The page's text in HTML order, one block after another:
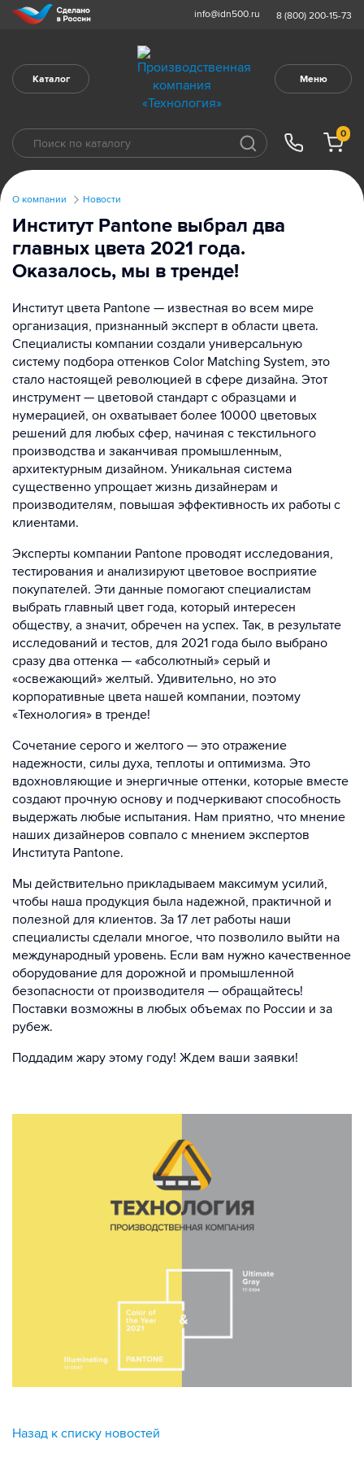
info@idn500.ru 8 (800) 200-15-73
Каталог Меню
0
О компании Новости
Институт Pantone выбрал два
главных цвета 2021 года.
Оказалось, мы в тренде!
Институт цвета Pantone — известная во всем мире
организация, признанный эксперт в области цвета.
Специалисты компании создали универсальную
систему подбора оттенков Color Matching System, это
стало настоящей революцией в сфере дизайна. Этот
инструмент — цветовой стандарт с образцами и
нумерацией, он охватывает более 10000 цветовых
решений для любых сфер, начиная с текстильного
производства и заканчивая промышленным,
архитектурным дизайном. Уникальная система
существенно упрощает жизнь дизайнерам и
производителям, повышая эффективность их работы с
клиентами.
Эксперты компании Pantone проводят исследования,
тестирования и анализируют цветовое восприятие
покупателей. Эти данные помогают специалистам
выбрать главный цвет года, который интересен
обществу, а значит, обречен на успех. Так, в результате
исследований и тестов, для 2021 года было выбрано
сразу два оттенка — «абсолютный» серый и
«освежающий» желтый. Удивительно, но это
корпоративные цвета нашей компании, поэтому
«Технология» в тренде!
Сочетание серого и желтого — это отражение
надежности, силы духа, теплоты и оптимизма. Это
вдохновляющие и энергичные оттенки, которые вместе
создают прочную основу и подчеркивают способность
выдержать любые испытания. Нам приятно, что мнение
наших дизайнеров совпало с мнением экспертов
Института Pantone.
Мы действительно прикладываем максимум усилий,
чтобы наша продукция была надежной, практичной и
полезной для клиентов. За 17 лет работы наши
специалисты сделали многое, что позволило выйти на
международный уровень. Если вам нужно качественное
оборудование для дорожной и промышленной
безопасности от производителя — обращайтесь!
Поставки возможны в любых объемах по России и за
рубеж.
Поддадим жару этому году! Ждем ваши заявки!
Назад к списку новостей